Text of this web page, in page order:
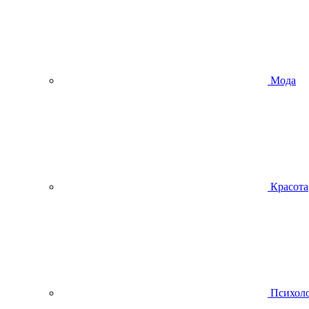
Мода
Красота